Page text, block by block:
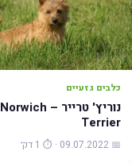
כלבים גזעיים
נוריץ' טרייר – Norwich
Terrier
📅 09.07.2022 · ⏱️ 1 דק׳